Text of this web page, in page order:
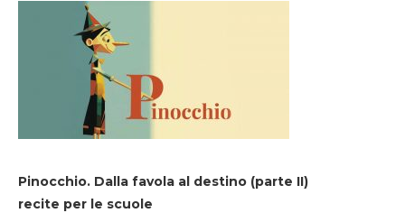
Pinocchio. Dalla favola al destino (parte II)
recite per le scuole